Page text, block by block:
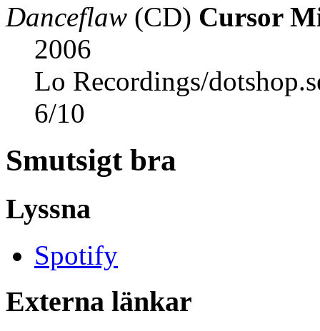
Danceflaw (CD) Cursor
2006
Lo Recordings/
6/10
Smutsigt bra
Lyssna
Spotify
Externa länkar